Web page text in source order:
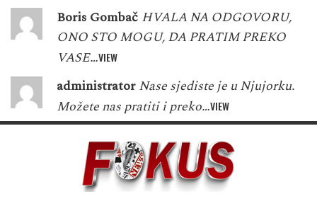
Boris Gombač HVALA NA ODGOVORU,
ONO STO MOGU, DA PRATIM PREKO
VASE…VIEW
administrator Nase sjediste je u Njujorku.
Možete nas pratiti i preko…VIEW